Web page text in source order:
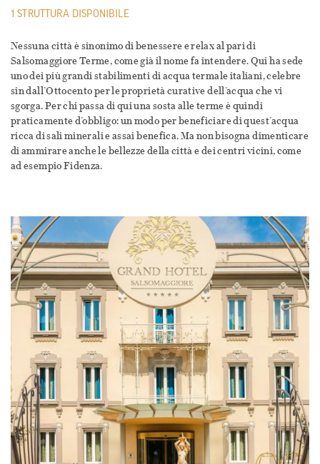
1 STRUTTURA DISPONIBILE
Nessuna città è sinonimo di benessere e relax al pari di
Salsomaggiore Terme, come già il nome fa intendere. Qui ha sede
uno dei più grandi stabilimenti di acqua termale italiani, celebre
sin dall’Ottocento per le proprietà curative dell’acqua che vi
sgorga. Per chi passa di qui una sosta alle terme è quindi
praticamente d’obbligo: un modo per beneficiare di quest’acqua
ricca di sali minerali e assai benefica. Ma non bisogna dimenticare
di ammirare anche le bellezze della città e dei centri vicini, come
ad esempio Fidenza.